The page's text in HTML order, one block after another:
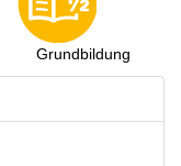
Grundbildung